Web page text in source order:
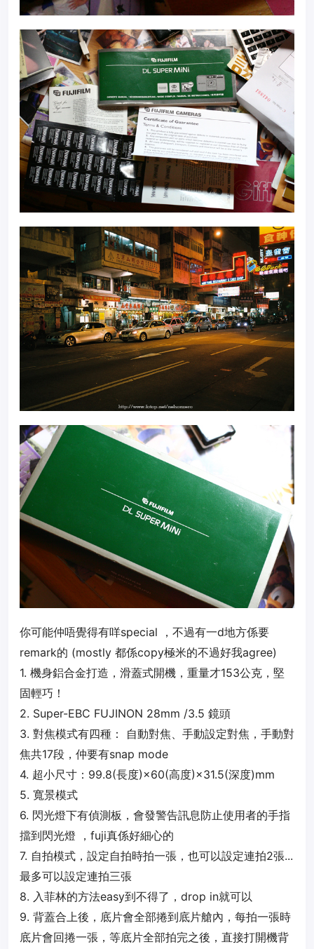
你可能仲唔覺得有咩special ，不過有一d地方係要
remark的 (mostly 都係copy極米的不過好我agree)
1. 機身鋁合金打造，滑蓋式開機，重量才153公克，堅
固輕巧！
2. Super-EBC FUJINON 28mm /3.5 鏡頭
3. 對焦模式有四種： 自動對焦、手動設定對焦，手動對
焦共17段，仲要有snap mode
4. 超小尺寸：99.8(長度)×60(高度)×31.5(深度)mm
5. 寬景模式
6. 閃光燈下有偵測板，會發警告訊息防止使用者的手指
擋到閃光燈 ，fuji真係好細心的
7. 自拍模式，設定自拍時拍一張，也可以設定連拍2張...
最多可以設定連拍三張
8. 入菲林的方法easy到不得了，drop in就可以
9. 背蓋合上後，底片會全部捲到底片艙內，每拍一張時
底片會回捲一張，等底片全部拍完之後，直接打開機背